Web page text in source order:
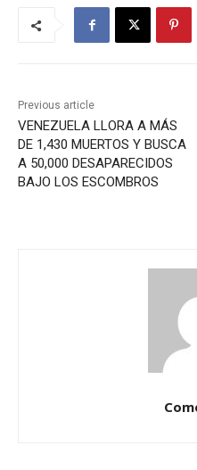
Previous article
VENEZUELA LLORA A MÁS
DE 1,430 MUERTOS Y BUSCA
A 50,000 DESAPARECIDOS
BAJO LOS ESCOMBROS